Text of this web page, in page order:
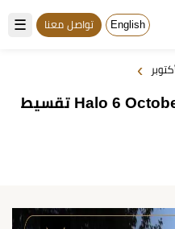
☰ English تواصل معنا
›
مول هالو 6 أكتوبر Halo 6 October Mall تقسيط